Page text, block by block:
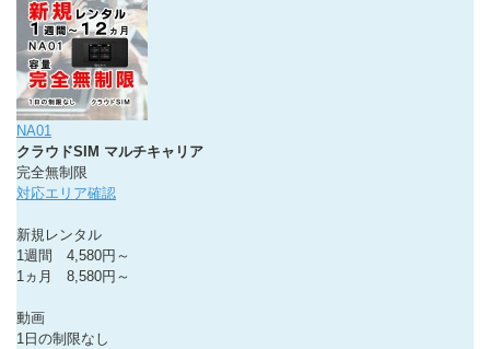
NA01
クラウドSIM マルチキャリア
完全無制限
対応エリア確認
新規レンタル
1週間 4,580円～
1ヵ月 8,580円～
動画
1日の制限なし